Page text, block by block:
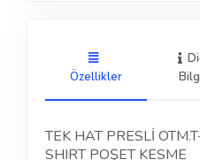
Özellikler
TEK HAT PRESLİ
SHIRT POŞET KESME